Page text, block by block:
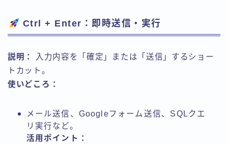
Ctrl + Enter：即時送信・実行
説明：
入力内容を「確定」または「送信」するショー
トカット。
使いどころ：
メール送信、Googleフォーム送信、SQLクエ
リ実行など。
活用ポイント：